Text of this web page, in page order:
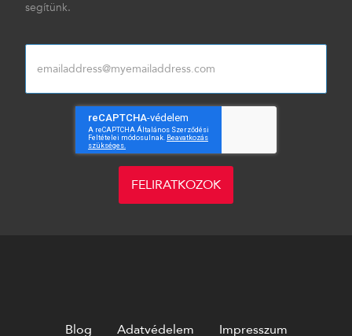
segítünk.
FELIRATKOZOK
Blog Adatvédelem Impresszum